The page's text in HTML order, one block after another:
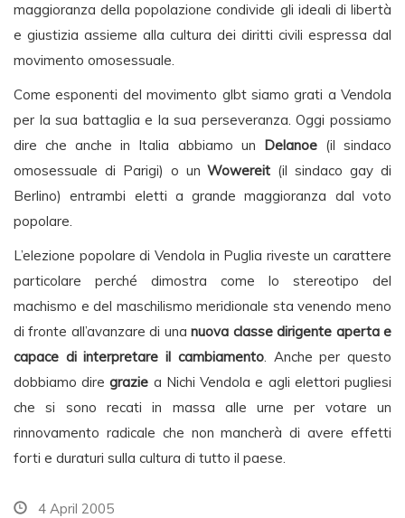
maggioranza della popolazione condivide gli ideali di libertà
e giustizia assieme alla cultura dei diritti civili espressa dal
movimento omosessuale.
Come esponenti del movimento glbt siamo grati a Vendola
per la sua battaglia e la sua perseveranza. Oggi possiamo
dire che anche in Italia abbiamo un Delanoe(il sindaco
omosessuale di Parigi) o unWowereit (il sindaco gay di
Berlino) entrambi eletti a grande maggioranza dal voto
popolare.
L’elezione popolare di Vendola in Puglia riveste un carattere
particolare perché dimostra come lo stereotipo del
machismo e del maschilismo meridionale sta venendo meno
di fronte all’avanzare di unanuova classe dirigente aperta e
capace di interpretare il cambiamento. Anche per questo
dobbiamo diregrazie a Nichi Vendola e agli elettori pugliesi
che si sono recati in massa alle urne per votare un
rinnovamento radicale che non mancherà di avere effetti
forti e duraturi sulla cultura di tutto il paese.
4 April 2005